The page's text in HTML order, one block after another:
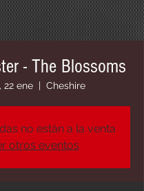
- The Blossoms
22 ene
  |
Cheshire
no están a la venta
otros eventos